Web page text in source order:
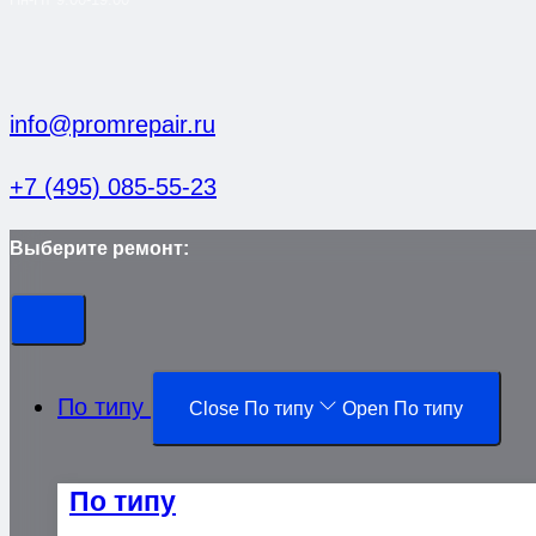
info@promrepair.ru
+7 (495) 085-55-23
Выберите ремонт:
По типу Close По типу Open По типу
По типу